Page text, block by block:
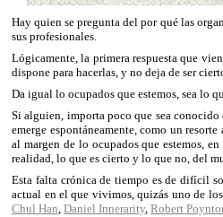
Hay quien se pregunta del por qué las
sus profesionales.
Lógicamente, la primera respuesta que
dispone para hacerlas, y no deja de ser
Da igual lo ocupados que estemos, sea lo
Si alguien, importa poco que sea
emerge espontáneamente, como un
al margen de lo ocupados que estemos,
realidad, lo que es cierto y lo que no, del
Esta falta crónica de tiempo es de difícil
actual en el que vivimos, quizás uno de
Chul Han,Daniel Innerarity,Robert